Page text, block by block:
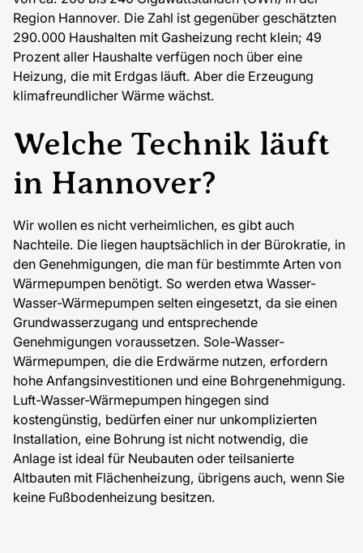
Region Hannover. Die Zahl ist gegenüber geschätzten
290.000 Haushalten mit Gasheizung recht klein; 49
Prozent aller Haushalte verfügen noch über eine
Heizung, die mit Erdgas läuft. Aber die Erzeugung
klimafreundlicher Wärme wächst.
Welche Technik läuft
in Hannover?
Wir wollen es nicht verheimlichen, es gibt auch
Nachteile. Die liegen hauptsächlich in der Bürokratie, in
den Genehmigungen, die man für bestimmte Arten von
Wärmepumpen benötigt. So werden etwa Wasser-
Wasser-Wärmepumpen selten eingesetzt, da sie einen
Grundwasserzugang und entsprechende
Genehmigungen voraussetzen. Sole-Wasser-
Wärmepumpen, die die Erdwärme nutzen, erfordern
hohe Anfangsinvestitionen und eine Bohrgenehmigung.
Luft-Wasser-Wärmepumpen hingegen sind
kostengünstig, bedürfen einer nur unkomplizierten
Installation, eine Bohrung ist nicht notwendig, die
Anlage ist ideal für Neubauten oder teilsanierte
Altbauten mit Flächenheizung, übrigens auch, wenn Sie
keine Fußbodenheizung besitzen.